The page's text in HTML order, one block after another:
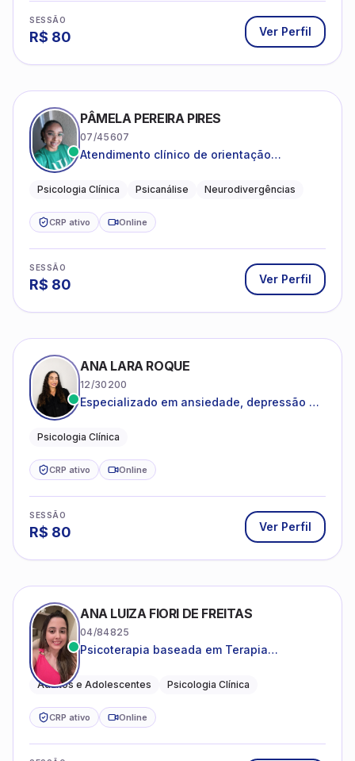
SESSÃO
R$ 80 Ver Perfil
PÂMELA PEREIRA PIRES
07/45607
Atendimento clínico de orientação
crianças neurotípicas
Psicologia Clínica Psicanálise Neurodivergências
CRP ativo Online
SESSÃO
R$ 80 Ver Perfil
ANA LARA ROQUE
12/30200
Especializado em ansiedade, depressão e
Psicologia Clínica
CRP ativo Online
SESSÃO
R$ 80 Ver Perfil
ANA LUIZA FIORI DE FREITAS
04/84825
Psicoterapia baseada em Terapia
Adultos e Adolescentes Psicologia Clínica
CRP ativo Online